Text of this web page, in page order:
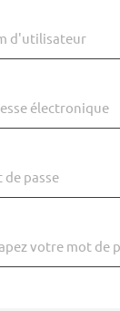
d'utilisateur
électronique
de passe
votre mot de